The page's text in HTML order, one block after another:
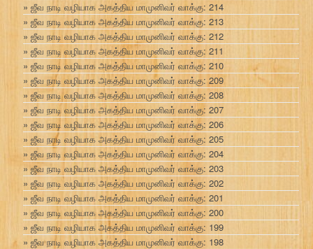
ஜீவ நாடி வழியாக அகத்திய மாமுனிவர் வாக்கு: 214
ஜீவ நாடி வழியாக அகத்திய மாமுனிவர் வாக்கு: 213
ஜீவ நாடி வழியாக அகத்திய மாமுனிவர் வாக்கு: 212
ஜீவ நாடி வழியாக அகத்திய மாமுனிவர் வாக்கு: 211
ஜீவ நாடி வழியாக அகத்திய மாமுனிவர் வாக்கு: 210
ஜீவ நாடி வழியாக அகத்திய மாமுனிவர் வாக்கு: 209
ஜீவ நாடி வழியாக அகத்திய மாமுனிவர் வாக்கு: 208
ஜீவ நாடி வழியாக அகத்திய மாமுனிவர் வாக்கு: 207
ஜீவ நாடி வழியாக அகத்திய மாமுனிவர் வாக்கு: 206
ஜீவ நாடி வழியாக அகத்திய மாமுனிவர் வாக்கு: 205
ஜீவ நாடி வழியாக அகத்திய மாமுனிவர் வாக்கு: 204
ஜீவ நாடி வழியாக அகத்திய மாமுனிவர் வாக்கு: 203
ஜீவ நாடி வழியாக அகத்திய மாமுனிவர் வாக்கு: 202
ஜீவ நாடி வழியாக அகத்திய மாமுனிவர் வாக்கு: 201
ஜீவ நாடி வழியாக அகத்திய மாமுனிவர் வாக்கு: 200
ஜீவ நாடி வழியாக அகத்திய மாமுனிவர் வாக்கு: 199
ஜீவ நாடி வழியாக அகத்திய மாமுனிவர் வாக்கு: 198